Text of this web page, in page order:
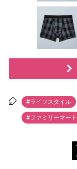
#ライフスタイル
#ファミリーマート